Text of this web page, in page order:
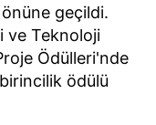
önüne geçildi.
ve Teknoloji
Ödülleri'nde
ödülü